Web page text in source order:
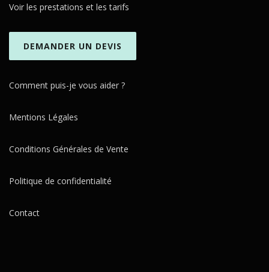
Voir les prestations et les tarifs
DEMANDER UN DEVIS
Comment puis-je vous aider ?
Mentions Légales
Conditions Générales de Vente
Politique de confidentialité
Contact